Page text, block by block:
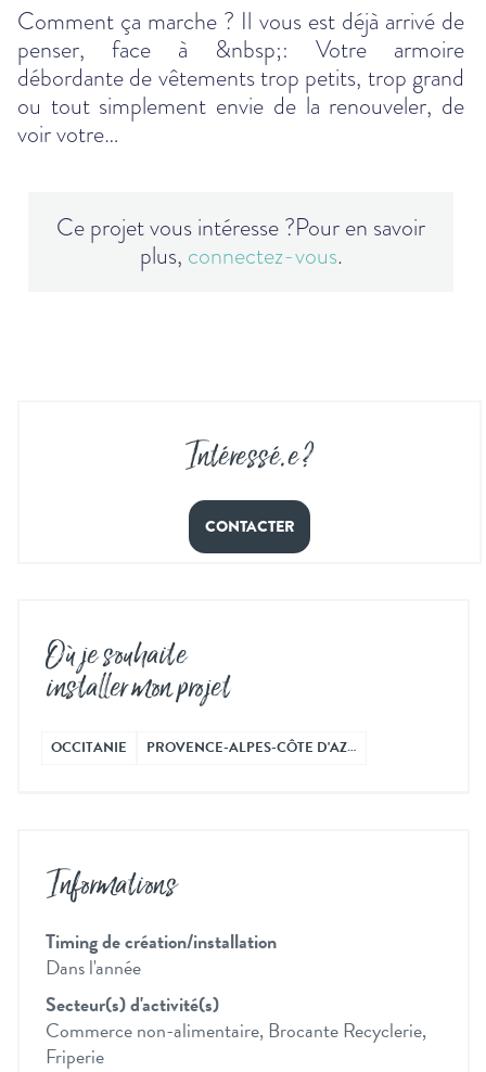
Comment ça marche ? Il vous est déjà arrivé de
penser, face à &nbsp;: Votre armoire
débordante de vêtements trop petits, trop grand
ou tout simplement envie de la renouveler, de
voir votre…
Ce projet vous intéresse ?Pour en savoir
plus, connectez-vous.
Intéressé.e ?
CONTACTER
Où je souhaite
installer mon projet
OCCITANIE PROVENCE-ALPES-CÔTE D'AZ…
Informations
Timing de création/installation
Dans l'année
Secteur(s) d'activité(s)
Commerce non-alimentaire, Brocante Recyclerie,
Friperie